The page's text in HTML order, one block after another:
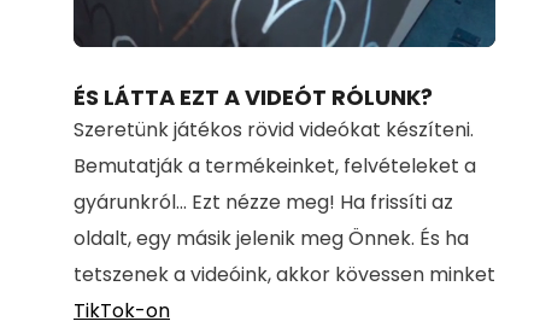
Unmute Loaded
80.78%
ÉS LÁTTA EZT A VIDEÓT RÓLUNK?
Szeretünk játékos rövid videókat készíteni.
Bemutatják a termékeinket, felvételeket a
gyárunkról... Ezt nézze meg! Ha frissíti az
oldalt, egy másik jelenik meg Önnek. És ha
tetszenek a videóink, akkor kövessen minket
TikTok-on